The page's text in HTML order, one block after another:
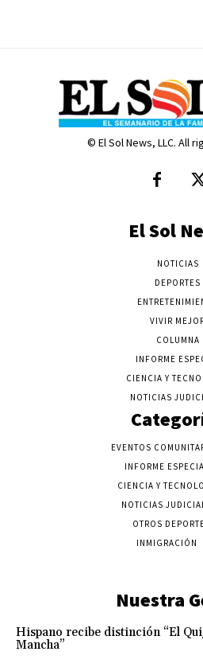
© El Sol News, LLC. All
El Sol
NOTICIAS
DEPORTES
VIVIR
COLUMNA
INFORME
CIENCIA Y
NOTICIAS
EVENTOS
INFORME
CIENCIA Y
NOTICIAS
OTROS
INMIGRACIÓN
Nuestra
Hispano recibe distinción “El
Mancha”